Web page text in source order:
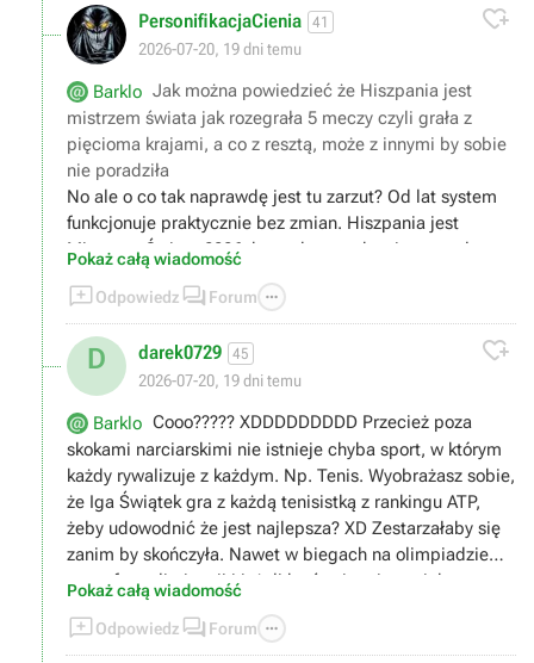
PersonifikacjaCienia 41
2026-07-20, 19 dni temu

Barklo Jak można powiedzieć że Hiszpania jest
mistrzem świata jak rozegrała 5 meczy czyli grała z
pięcioma krajami, a co z resztą, może z innymi by sobie
nie poradziła
No ale o co tak naprawdę jest tu zarzut? Od lat system
funkcjonuje praktycznie bez zmian. Hiszpania jest
Mistrzem Świata 2026, bo w danym okresie przeszła
pomyślnie grupę fazy eliminacyjnej, wyszła z grupy już
na mundialu i pokonała wszystkich przeciwników w
drodze do finału. Przecież logicznym założeniem jest, że
jak Hiszpania wygrywa z Argentyną, która pokonała (w
tym momencie jest lepsza od) Francję, która pokonała
piszePablo X6, pośrednio wygrywa z większością
drużyn), to jest drużyną najlepszą w tym okresie. Gra
każdy z każdym nigdy nie będzie lepszym rozwiązaniem,
bo tak jak napisałzielelezawsze można z kimś po
drodze przegrać. Myślę bracie, że myli Ci się pojęcie.
Mistrz Świata, to nie jest drużyna niepokonana, a
drużyna najlepsza w danym okresie.
Pokaż całą wiadomość
Odpowiedz  Forum 
D darek0729 45
2026-07-20, 19 dni temu

Barklo Cooo????? XDDDDDDDDD Przecież poza
skokami narciarskimi nie istnieje chyba sport, w którym
każdy rywalizuje z każdym. Np. Tenis. Wyobrażasz sobie,
że Iga Świątek gra z każdą tenisistką z rankingu ATP,
żeby udowodnić że jest najlepsza? XD Zestarzałaby się
zanim by skończyła. Nawet w biegach na olimpiadzie
masz fazy eliminacji i jeżeli ktoś osiągnie w nich
najlepszy wynik, a finał zawali to przegrywa.
Pokaż całą wiadomość
Odpowiedz  Forum 